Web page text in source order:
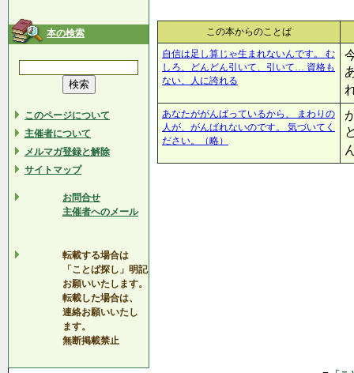
本の検索
このページについて
主催者について
メルマガ登録と解除
サイトマップ
お問合せ
主催者へのメール
転載する場合は
「ことば探し」明記
お願いいたします。
転載した場合は、
連絡お願いいたし
ます。
無断掲載禁止
この本からのことば
自信は足し算じゃ生まれないんです。 む
しろ、どんどん引いて、引いて… 資格も
ない、人に誇れる
あなたががんばっているから、 まわりの
人が、がんばれないのです。 気づいてく
ださい。（略）